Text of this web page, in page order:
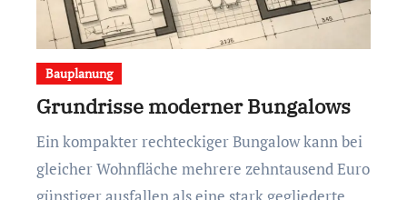
Bauplanung
Grundrisse moderner Bungalows
Ein kompakter rechteckiger Bungalow kann bei
gleicher Wohnfläche mehrere zehntausend Euro